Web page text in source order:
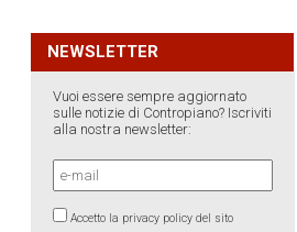
NEWSLETTER
Vuoi essere sempre aggiornato
sulle notizie di Contropiano? Iscriviti
alla nostra newsletter:
Accetto la privacy policy del sito